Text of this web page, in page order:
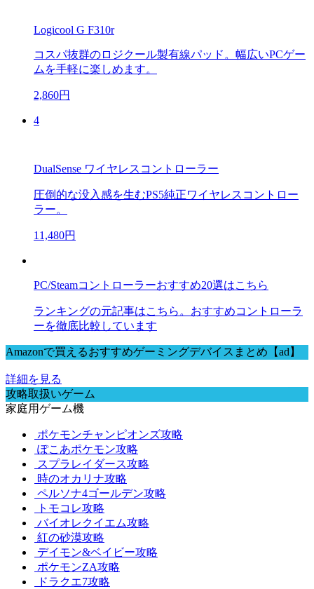
Logicool G F310r
コスパ抜群のロジクール製有線パッド。幅広いPCゲー
ムを手軽に楽しめます。
2,860円
4
DualSense ワイヤレスコントローラー
圧倒的な没入感を生むPS5純正ワイヤレスコントロー
ラー。
11,480円
PC/Steamコントローラーおすすめ20選はこちら
ランキングの元記事はこちら。おすすめコントローラ
ーを徹底比較しています
Amazonで買えるおすすめゲーミングデバイスまとめ【ad】
詳細を見る
攻略取扱いゲーム
家庭用ゲーム機
ポケモンチャンピオンズ攻略
ぽこあポケモン攻略
スプラレイダース攻略
時のオカリナ攻略
ペルソナ4ゴールデン攻略
トモコレ攻略
バイオレクイエム攻略
紅の砂漠攻略
デイモン&ベイビー攻略
ポケモンZA攻略
ドラクエ7攻略